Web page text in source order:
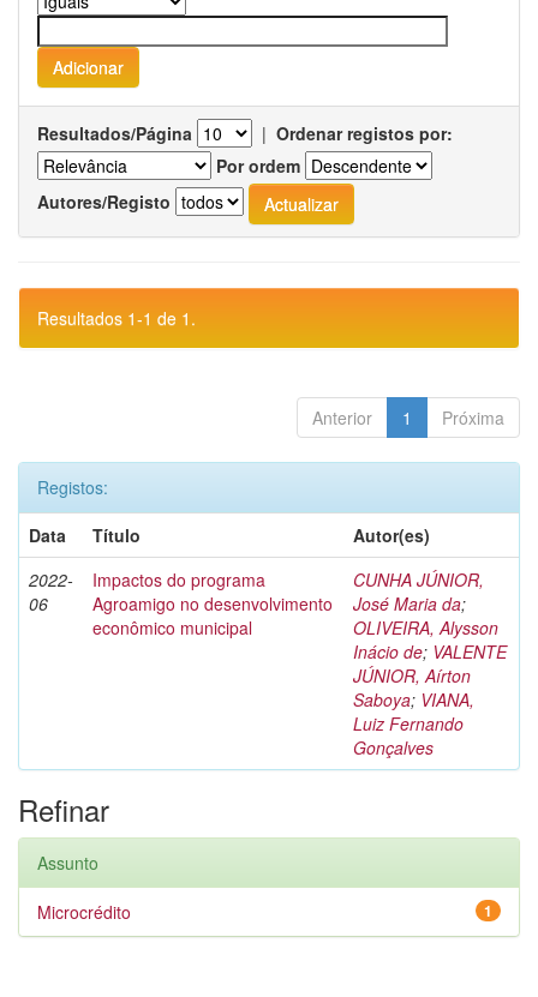
Resultados/Página | Ordenar registos por:
Por ordem
Autores/Registo
Resultados 1-1 de 1.
Anterior 1 Próxima
Registos:
Data
Título
Autor(es)
2022-
06
Impactos do programa
Agroamigo no desenvolvimento
econômico municipal
CUNHA JÚNIOR,
José Maria da;
OLIVEIRA, Alysson
Inácio de; VALENTE
JÚNIOR, Aírton
Saboya; VIANA,
Luiz Fernando
Gonçalves
Refinar
Assunto
1
Microcrédito